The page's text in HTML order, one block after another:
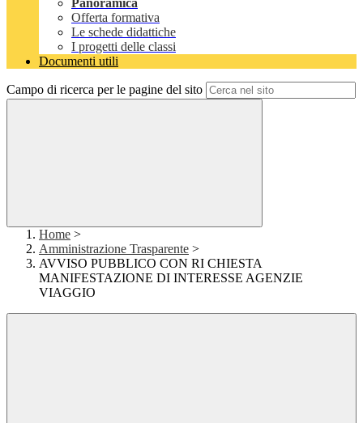
Panoramica
Offerta formativa
Le schede didattiche
I progetti delle classi
Documenti utili
Campo di ricerca per le pagine del sito
Home >
Amministrazione Trasparente >
AVVISO PUBBLICO CON RI CHIESTA
MANIFESTAZIONE DI INTERESSE AGENZIE
VIAGGIO